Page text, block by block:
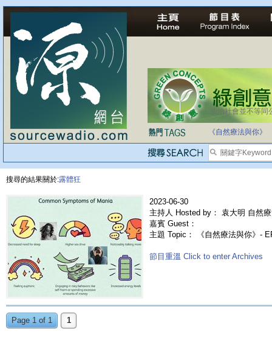
法治社會並不等同
《自然療法與你》
搜尋的結果關於:露體狂
2023-06-30
主持人 Hosted by： 袁大明 自然
嘉賓 Guest：
主題 Topic： 《自然療法與你》-
節目重溫 Click to enter Archives
Page 1 of 1 1